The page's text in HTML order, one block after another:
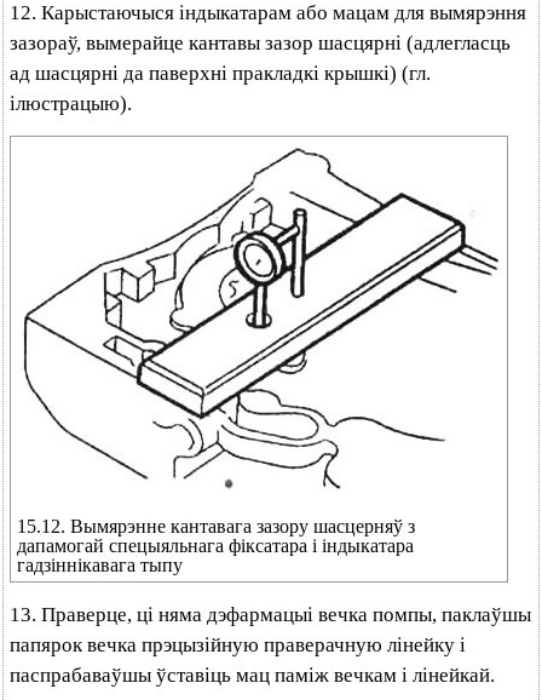
12. Карыстаючыся індыкатарам або мацам для вымярэння
зазораў, вымерайце кантавы зазор шасцярні (адлегласць
ад шасцярні да паверхні пракладкі крышкі) (гл.
ілюстрацыю).
15.12. Вымярэнне кантавага зазору шасцерняў з
дапамогай спецыяльнага фіксатара і індыкатара
гадзіннікавага тыпу
13. Праверце, ці няма дэфармацыі вечка помпы, паклаўшы
папярок вечка прэцызійную праверачную лінейку і
паспрабаваўшы ўставіць мац паміж вечкам і лінейкай.